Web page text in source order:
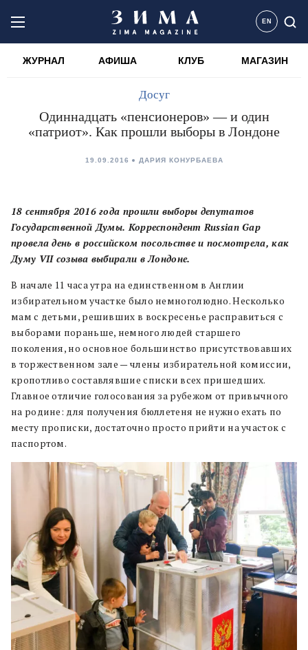
EN
ЖУРНАЛ АФИША КЛУБ МАГАЗИН
Досуг
Одиннадцать «пенсионеров» — и один
«патриот». Как прошли выборы в Лондоне
19.09.2016 ДАРИЯ КОНУРБАЕВА
18 сентября 2016 года прошли выборы депутатов
Государственной Думы. Корреспондент Russian Gap
провела день в российском посольстве и посмотрела, как
Думу VII созыва выбирали в Лондоне.
В начале 11 часа утра на единственном в Англии
избирательном участке было немноголюдно. Несколько
мам с детьми, решивших в воскресенье расправиться с
выборами пораньше, немного людей старшего
поколения, но основное большинство присутствовавших
в торжественном зале — члены избирательной комиссии,
кропотливо составлявшие списки всех пришедших.
Главное отличие голосования за рубежом от привычного
на родине: для получения бюллетеня не нужно ехать по
месту прописки, достаточно просто прийти на участок с
паспортом.